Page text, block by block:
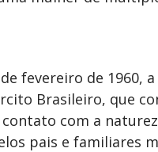
fevereiro de 1960,
Brasileiro, que
com a
pais e familiares